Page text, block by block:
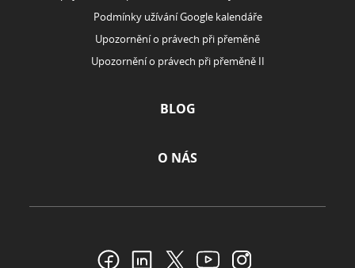
Podmínky užívání Google kalendáře
Upozornění o právech při přeměně
Upozornění o právech při přeměně II
BLOG
O NÁS